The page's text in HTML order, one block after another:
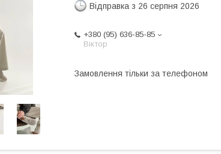
Відправка з 26 серпня 2026
+380 (95) 636-85-85
Віктор
Замовлення тільки за телефоном